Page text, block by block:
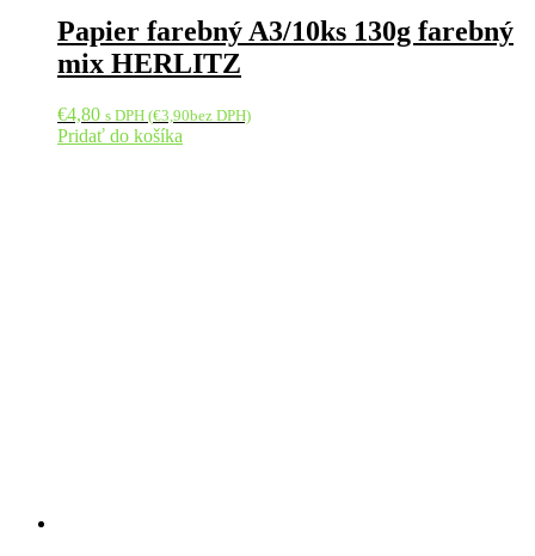
Papier farebný A3/10ks 130g farebný
mix HERLITZ
€4,80 s DPH (€3,90bez DPH)
Pridať do košíka